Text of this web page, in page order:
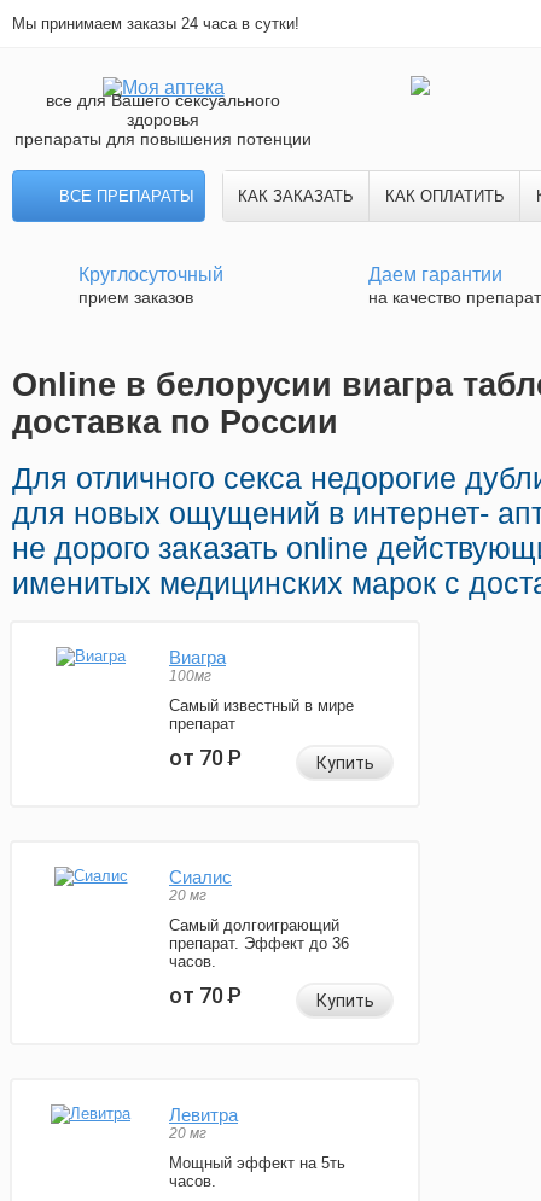
Мы принимаем заказы 24 часа в сутки!
все для Вашего сексуального
здоровья
препараты для повышения потенции
ВСЕ ПРЕПАРАТЫ КАК ЗАКАЗАТЬ КАК ОПЛАТИТЬ
Круглосуточный
прием заказов
Даем гарантии
на качество
Online в белорусии виагра
доставка по России
Для отличного секса недорогие
для новых ощущений в интернет-
не дорого заказать online
именитых медицинских марок с
Виагра
100мг
Самый известный в мире
препарат
от 70Р Купить
Сиалис
20 мг
Самый долгоиграющий
препарат. Эффект до 36
часов.
от 70Р Купить
Левитра
20 мг
Мощный эффект на 5ть
часов.